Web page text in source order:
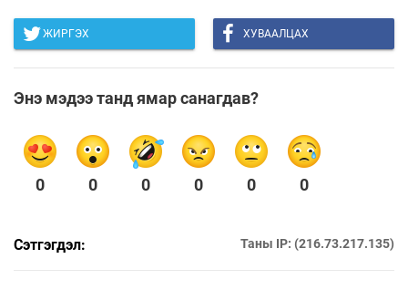
ЖИРГЭХ ХУВААЛЦАХ
Энэ мэдээ танд ямар санагдав?
0 0 0 0 0 0
Сэтгэгдэл: Таны IP: (216.73.217.135)